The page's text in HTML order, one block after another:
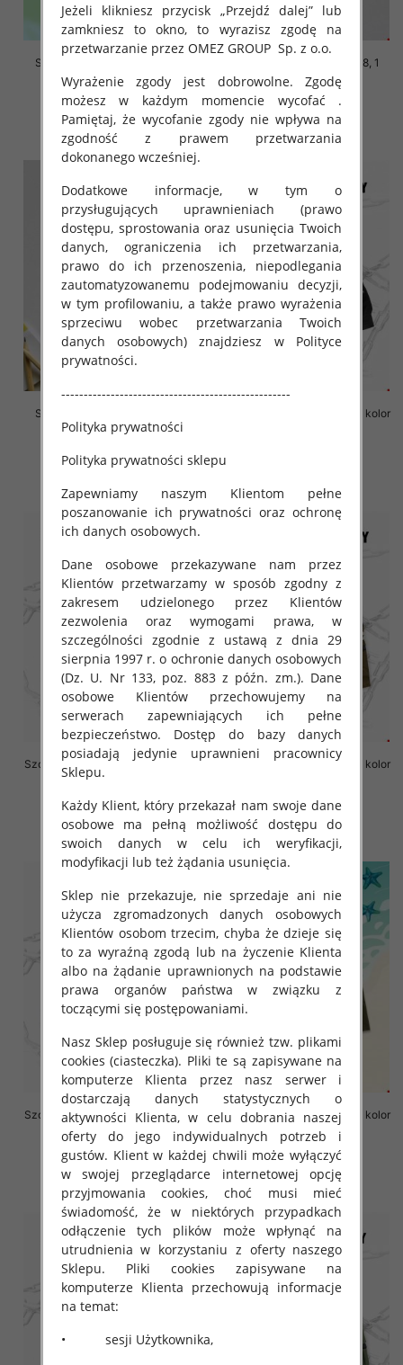
Szorty chłopięce Roz 10-18, 1
kolor Paczka 6 szt
18.00 zł
szczegóły
Szorty chłopięce Roz 10-18, 1
kolor Paczka 6 szt
18.00 zł
szczegóły
Szorty chłopięce Roz 10-18, 1
kolor Paczka 6 szt
18.00 zł
Szorty chłopięce Roz 8-16, 1 kolor
Szorty chłopięce Roz 8-16, 1 kolor
Paczka 6 szt
18.00 zł
szczegóły
Szorty chłopięce Roz 8-16, 1 kolor
18.00 zł
szczegóły
Szorty chłopięce Roz 8-16, 1 kolor
Paczka 6 szt
18.00 zł
szczegóły
Szorty chłopięce Roz 8-16, 1 kolor
Paczka 6 szt
17.00 zł
szczegóły
Jeżeli klikniesz przycisk „Przejdź dalej” lub
zamkniesz to okno, to wyrazisz zgodę na
przetwarzanie przez OMEZ GROUP Sp. z o.o.
Wyrażenie zgody jest dobrowolne. Zgodę
możesz w każdym momencie wycofać .
Pamiętaj, że wycofanie zgody nie wpływa na
zgodność z prawem przetwarzania
dokonanego wcześniej.
Dodatkowe informacje, w tym o
przysługujących uprawnieniach (prawo
dostępu, sprostowania oraz usunięcia Twoich
danych, ograniczenia ich przetwarzania,
prawo do ich przenoszenia, niepodlegania
zautomatyzowanemu podejmowaniu decyzji,
w tym profilowaniu, a także prawo wyrażenia
sprzeciwu wobec przetwarzania Twoich
danych osobowych) znajdziesz w Polityce
prywatności.
---------------------------------------------------
Polityka prywatności
Polityka prywatności sklepu
Zapewniamy naszym Klientom pełne
poszanowanie ich prywatności oraz ochronę
ich danych osobowych.
Dane osobowe przekazywane nam przez
Klientów przetwarzamy w sposób zgodny z
zakresem udzielonego przez Klientów
zezwolenia oraz wymogami prawa, w
szczególności zgodnie z ustawą z dnia 29
sierpnia 1997 r. o ochronie danych osobowych
(Dz. U. Nr 133, poz. 883 z późn. zm.). Dane
osobowe Klientów przechowujemy na
serwerach zapewniających ich pełne
bezpieczeństwo. Dostęp do bazy danych
posiadają jedynie uprawnieni pracownicy
Sklepu.
Każdy Klient, który przekazał nam swoje dane
osobowe ma pełną możliwość dostępu do
swoich danych w celu ich weryfikacji,
modyfikacji lub też żądania usunięcia.
Sklep nie przekazuje, nie sprzedaje ani nie
użycza zgromadzonych danych osobowych
Klientów osobom trzecim, chyba że dzieje się
to za wyraźną zgodą lub na życzenie Klienta
albo na żądanie uprawnionych na podstawie
prawa organów państwa w związku z
toczącymi się postępowaniami.
Nasz Sklep posługuje się również tzw. plikami
cookies (ciasteczka). Pliki te są zapisywane na
komputerze Klienta przez nasz serwer i
dostarczają danych statystycznych o
aktywności Klienta, w celu dobrania naszej
oferty do jego indywidualnych potrzeb i
gustów. Klient w każdej chwili może wyłączyć
w swojej przeglądarce internetowej opcję
przyjmowania cookies, choć musi mieć
świadomość, że w niektórych przypadkach
odłączenie tych plików może wpłynąć na
utrudnienia w korzystaniu z oferty naszego
Sklepu. Pliki cookies zapisywane na
komputerze Klienta przechowują informacje
na temat:
• sesji Użytkownika,